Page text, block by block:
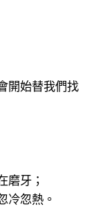
開始替我們找
磨牙；
冷忽熱。